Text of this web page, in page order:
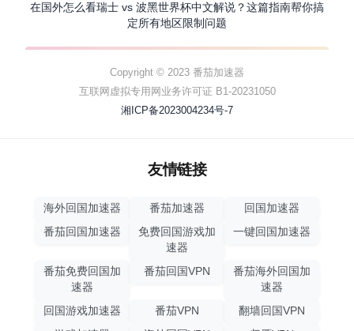
在国外怎么看瑞士 vs 波黑世界杯中文解说？这篇指南帮你搞
定所有地区限制问题
Copyright © 2023 番茄加速器
互联网虚拟专用网业务许可证 B1-20231050
湘ICP备2023004234号-7
友情链接
海外回国加速器 番茄加速器
回国加速器
番茄回国加速器
免费回国游戏加
速器
一键回国加速器
番茄免费回国加
速器
番茄回国VPN
番茄海外回国加
速器
回国游戏加速器
番茄VPN
翻墙回国VPN